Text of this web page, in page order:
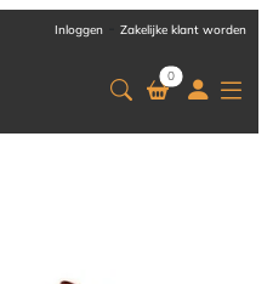
Inloggen Zakelijke klant worden
0